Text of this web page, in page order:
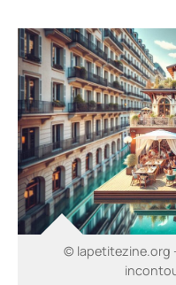
© lapetitezine.org